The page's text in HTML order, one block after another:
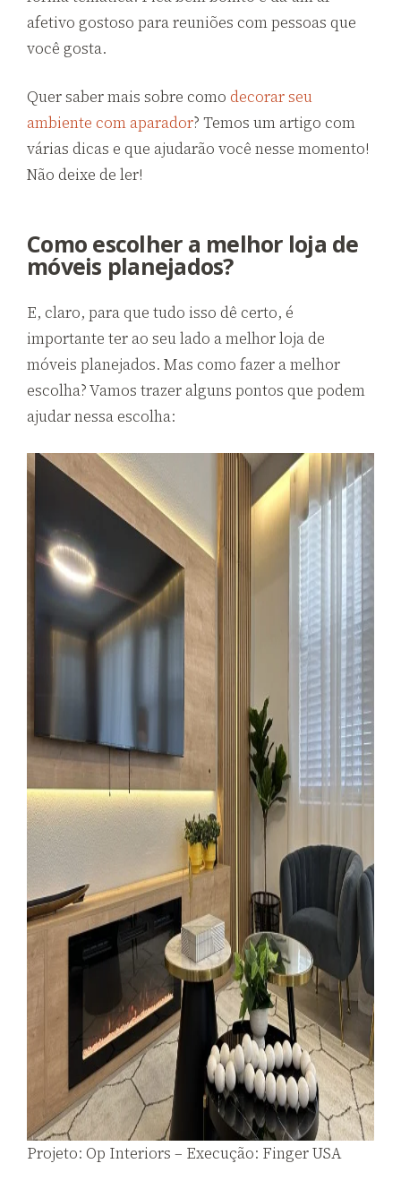
afetivo gostoso para reuniões com pessoas que
você gosta.
Quer saber mais sobre como decorar seu
ambiente com aparador? Temos um artigo com
várias dicas e que ajudarão você nesse momento!
Não deixe de ler!
Como escolher a melhor loja de
móveis planejados?
E, claro, para que tudo isso dê certo, é
importante ter ao seu lado a melhor loja de
móveis planejados. Mas como fazer a melhor
escolha? Vamos trazer alguns pontos que podem
ajudar nessa escolha:
Projeto: Op Interiors – Execução: Finger USA